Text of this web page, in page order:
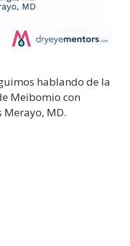
hablando de la
Meibomio con
Merayo, MD.